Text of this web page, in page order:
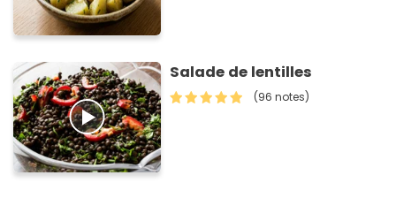
Salade de lentilles
(96 notes)